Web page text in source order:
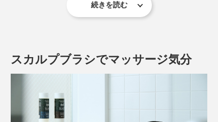
すると、髪の内側から、水分や養分が抜けていって、パ
サついた髪に。ごらんのとおり、ツヤのある、元気な髪
たった1分ほどで、表面のキューティクルを補いなが
続きを読む
スカルプブラシでマッサージ気分